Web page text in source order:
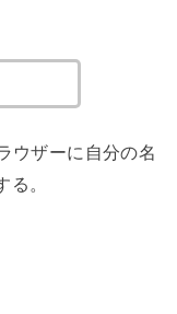
ウザーに自分の名
。